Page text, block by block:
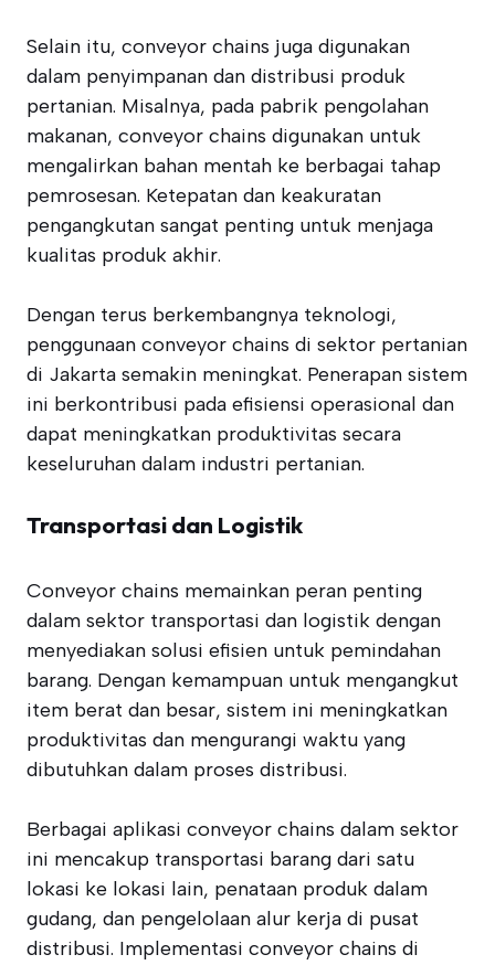
Selain itu, conveyor chains juga digunakan
dalam penyimpanan dan distribusi produk
pertanian. Misalnya, pada pabrik pengolahan
makanan, conveyor chains digunakan untuk
mengalirkan bahan mentah ke berbagai tahap
pemrosesan. Ketepatan dan keakuratan
pengangkutan sangat penting untuk menjaga
kualitas produk akhir.
Dengan terus berkembangnya teknologi,
penggunaan conveyor chains di sektor pertanian
di Jakarta semakin meningkat. Penerapan sistem
ini berkontribusi pada efisiensi operasional dan
dapat meningkatkan produktivitas secara
keseluruhan dalam industri pertanian.
Transportasi dan Logistik
Conveyor chains memainkan peran penting
dalam sektor transportasi dan logistik dengan
menyediakan solusi efisien untuk pemindahan
barang. Dengan kemampuan untuk mengangkut
item berat dan besar, sistem ini meningkatkan
produktivitas dan mengurangi waktu yang
dibutuhkan dalam proses distribusi.
Berbagai aplikasi conveyor chains dalam sektor
ini mencakup transportasi barang dari satu
lokasi ke lokasi lain, penataan produk dalam
gudang, dan pengelolaan alur kerja di pusat
distribusi. Implementasi conveyor chains di